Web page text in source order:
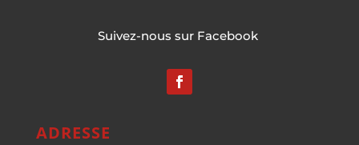
Suivez-nous sur Facebook
ADRESSE